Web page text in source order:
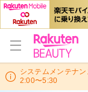
システムメンテナ
2:00〜5:30